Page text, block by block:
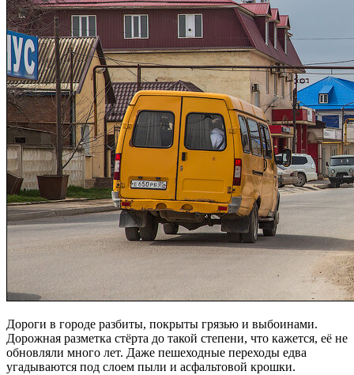
Дороги в городе разбиты, покрыты грязью и выбоинами.
Дорожная разметка стёрта до такой степени, что кажется, её не
обновляли много лет. Даже пешеходные переходы едва
угадываются под слоем пыли и асфальтовой крошки.